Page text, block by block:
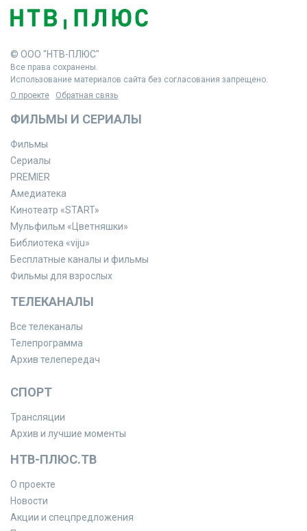
© ООО "НТВ-ПЛЮС"
Все права сохранены.
Использование материалов сайта без согласования запрещено.
О проекте
Обратная связь
ФИЛЬМЫ И СЕРИАЛЫ
Фильмы
Сериалы
PREMIER
Амедиатека
Кинотеатр «START»
Мульфильм «Цветняшки»
Библиотека «viju»
Бесплатные каналы и фильмы
Фильмы для взрослых
ТЕЛЕКАНАЛЫ
Все телеканалы
Телепрограмма
Архив телепередач
СПОРТ
Трансляции
Архив и лучшие моменты
НТВ-ПЛЮС.ТВ
О проекте
Новости
Акции и спецпредложения